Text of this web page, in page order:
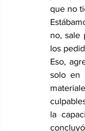
que no
no, sale
los
Eso,
solo en
la